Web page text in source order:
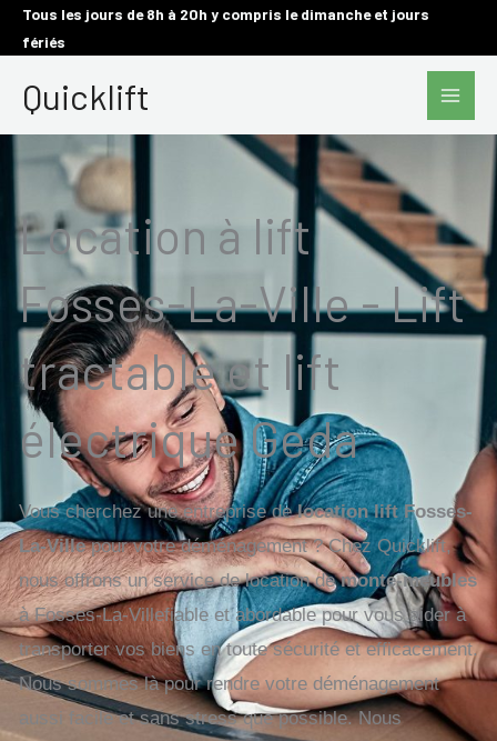
AllerTous les jours de 8h à 20h y compris le dimanche et jours
fériés
Quicklift
Main
Location à lift
Fosses-La-Ville - Lift
tractable et lift
électrique Geda
Vous cherchez une entreprise delocation lift Fosses-
La-Villepour votre déménagement ? Chez Quicklift,
nous offrons un service de location demonte-meubles
à Fosses-La-Villefiable et abordable pour vous aider à
transporter vos biens en toute sécurité et efficacement.
Nous sommes là pour rendre votre déménagement
aussi facile et sans stress que possible. Nous